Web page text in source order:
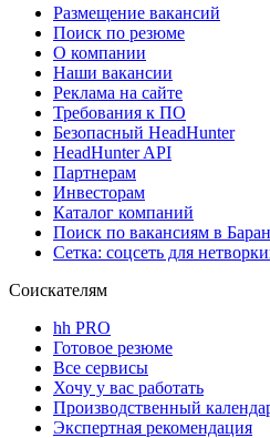
Размещение вакансий
Поиск по резюме
О компании
Наши вакансии
Реклама на сайте
Требования к ПО
Безопасный HeadHunter
HeadHunter API
Партнерам
Инвесторам
Каталог компаний
Поиск по вакансиям в
Сетка: соцсеть для
Соискателям
hh PRO
Готовое резюме
Все сервисы
Хочу у вас работать
Производственный
Экспертная рекомендация